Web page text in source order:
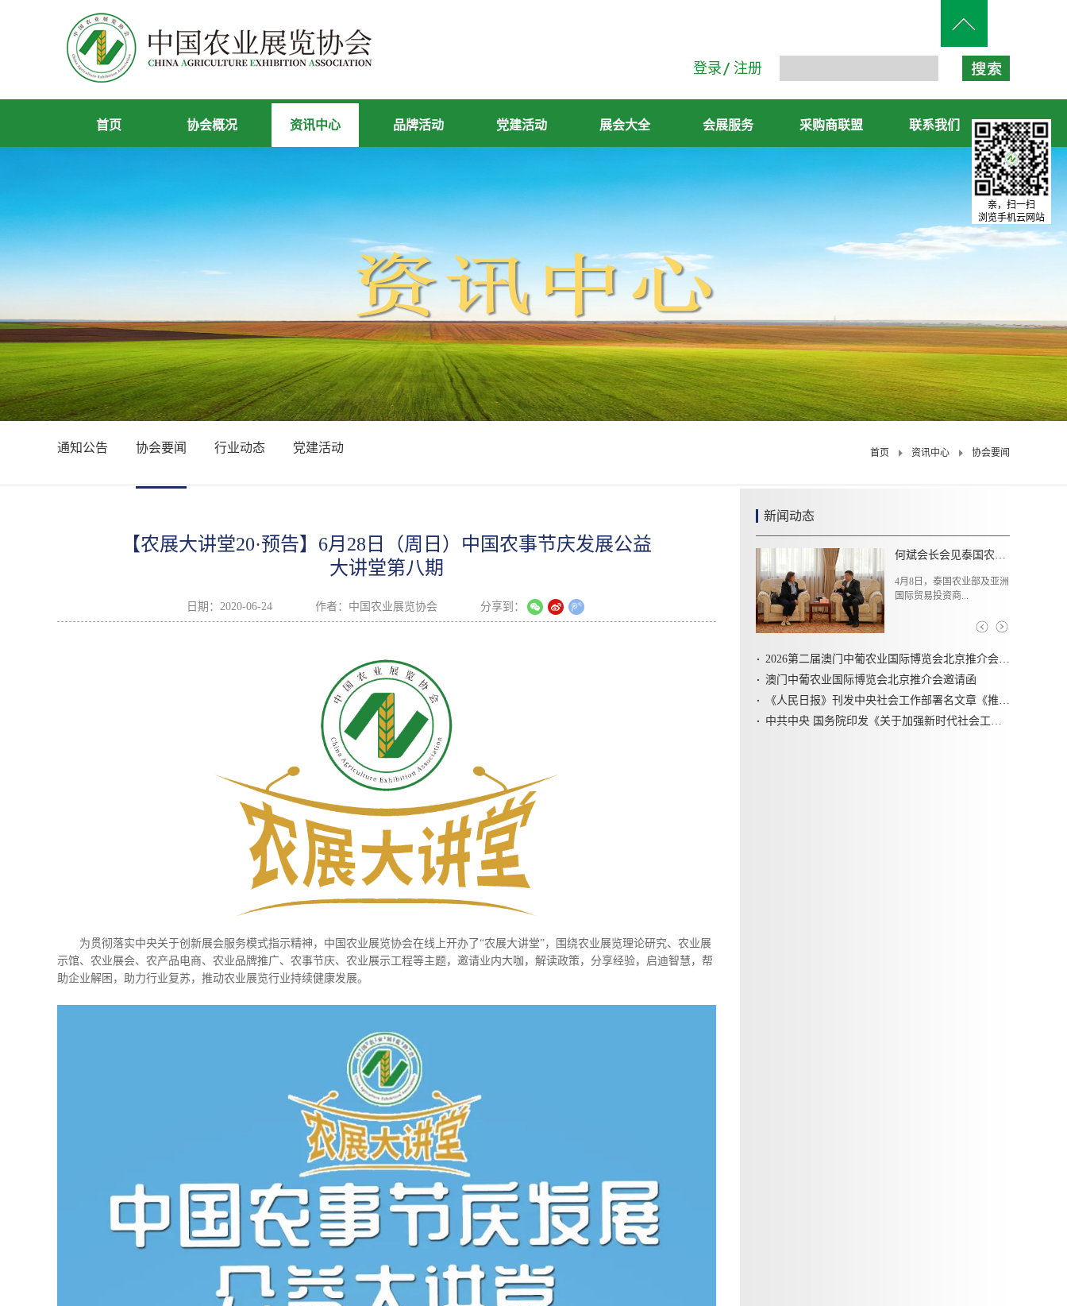
登录 注册
首页 协会概况 资讯中心 品牌活动 党建活动 展会大全 会展服务 采购商联盟 联系我们
通知公告 协会要闻 行业动态 党建活动 首页 资讯中心 协会要闻
【农展大讲堂20·预告】6月28日（周日）中国农事节庆发展公益
大讲堂第八期
日期： 2020-06-24 作者： 中国农业展览协会 分享到：
为贯彻落实中央关于创新展会服务模式指示精神，中国农业展览协会在线上开办了“农展大讲堂”，围绕农业展览理论研究、农业展
示馆、农业展会、农产品电商、农业品牌推广、农事节庆、农业展示工程等主题，邀请业内大咖，解读政策，分享经验，启迪智慧，帮
助企业解困，助力行业复苏，推动农业展览行业持续健康发展。
新闻动态
中国农业展览协会第八届理事会第三次会议顺利召开
2026年7月10日，中国农业
展览协会第...
2026第二届澳门中葡农业国际博览会北京推介会圆满召开
澳门中葡农业国际博览会北京推介会邀请函
《人民日报》刊发中央社会工作部署名文章《推动新时代社会工作高质量发展 坚定不移走中国特色社会主义社会治理之路》
中共中央 国务院印发《关于加强新时代社会工作的意见》
亲，扫一扫
浏览手机云网站